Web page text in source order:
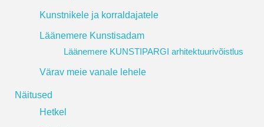
Kunstnikele ja korraldajatele
Läänemere Kunstisadam
Läänemere KUNSTIPARGI arhitektuurivõistlus
Värav meie vanale lehele
Näitused
Hetkel